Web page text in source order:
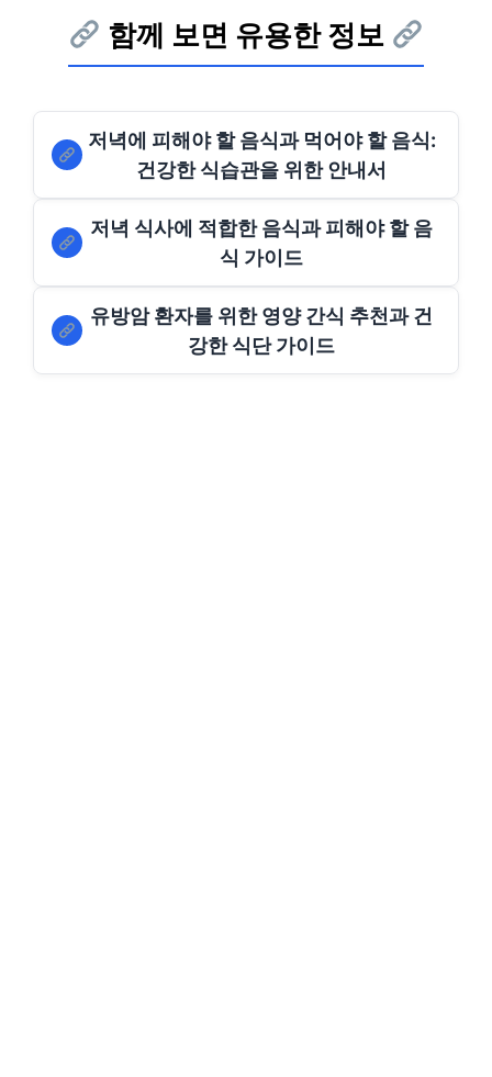
함께 보면 유용한 정보
저녁에 피해야 할 음식과 먹어야 할 음식:
건강한 식습관을 위한 안내서
저녁 식사에 적합한 음식과 피해야 할 음
식 가이드
유방암 환자를 위한 영양 간식 추천과 건
강한 식단 가이드